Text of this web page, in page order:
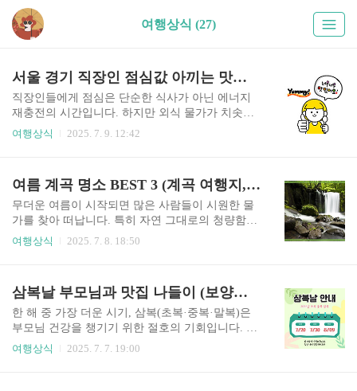
여행상식 (27)
서울 경기 직장인 점심값 아끼는 맛집 한식뷔페 추천 (점심값, 가성비, 맛집)
직장인들에게 점심은 단순한 식사가 아닌 에너지
재충전의 시간입니다. 하지만 외식 물가가 치솟는
요즘, 점심값 부담을 느끼는 분들이 많아졌습니다.
끼면서도 맛있게 먹을 수 있는 직장인 추천 한식뷔
페 3곳을 소개합니다.🍽️점심값 부담 덜어주는 ‘토
담골 한식뷔페’ (서울 중구)서울 중구 장교동 인근
은 대기업 사무실과 금융기관이 밀집해 있어 점심
시간이 되면 인근 식당에 사람들이 몰려듭니다. 이
으로 20여 가지의 다양한 반찬과 따끈한 국을 무제
한으로 즐길 수 있어 가성비..
여행상식 2025. 7. 9. 12:42
여름 계곡 명소 BEST 3 (계곡 여행지, 더위 해소, 국내 피서지)
무더운 여름이 시작되면 많은 사람들이 시원한 물
가를 찾아 떠납니다. 특히 자연 그대로의 청량함을
느낄 수 있는 계곡은 도시의 열기를 식히기에 최적
에게 추천할 수 있는 숨겨진 보석 같은 곳들입니다.
🏕️ 강원도 삼척 ‘덕풍계곡’강원도 삼척에 위치한
‘덕풍계곡’은 비교적 알려지지 않은 비경으로, 여
름철 조용한 힐링을 원하는 사람들에게 인기가 많
습니다. 이곳은 청정 자연이 그대로 보존된 지역으
여행상식 2025. 7. 8. 18:50
삼복날 부모님과 맛집 나들이 (보양식, 효도외식, 여름건강)
한 해 중 가장 더운 시기, 삼복(초복·중복·말복)은
부모님 건강을 챙기기 위한 절호의 기회입니다. 전
통 보양식 한 끼는 더위를 이기고 체력을 회복하는
여행상식 2025. 7. 7. 19:00